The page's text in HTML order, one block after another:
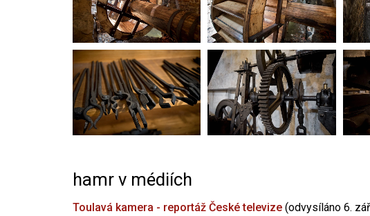
hamr v médiích
Toulavá kamera - reportáž České televize (odvysíláno 6.